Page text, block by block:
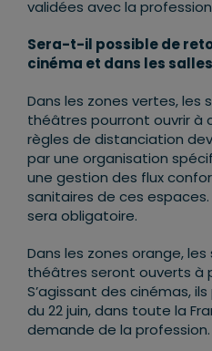
validées avec la
Sera-t-il possible de
cinéma et dans les
Dans les zones vertes,
théâtres pourront ouvrir à
règles de distanciation
par une organisation
une gestion des flux
sanitaires de ces
sera obligatoire.
Dans les zones orange,
théâtres seront ouverts à
S’agissant des cinémas,
du 22 juin, dans toute la
demande de la profession.